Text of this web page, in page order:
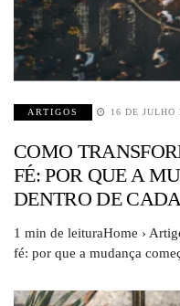
ARTIGOS 16 DE JULHO
COMO
FÉ: POR QUE A
DENTRO DE
1 min de leituraHome ›
fé: por que a mudança